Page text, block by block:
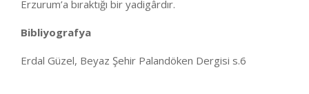
Erzurum’a bıraktığı bir yadigârdır.
Bibliyografya
Erdal Güzel, Beyaz Şehir Palandöken Dergisi s.6